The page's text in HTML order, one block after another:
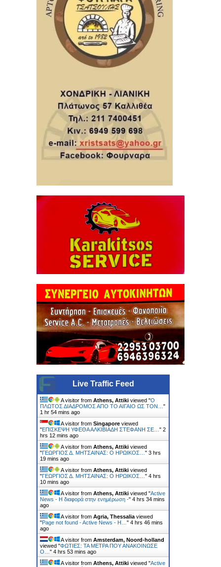
Live Traffic Feed
A visitor from Athens, Attiki viewed "Ο
ΠΛΩΤΟΣ ΔΙΑΔΡΟΜΟΣ ΑΠΟ ΤΟ ΑΙΓΑΙΟ ΩΣ ΤΟΝ… "
1 hr 54 mins ago
A visitor from Singapore viewed
"ΕΠΙΣΚΕΨΗ ΥΦΕΘΑ ΑΛΚΙΒΙΑΔΗ ΣΤΕΦΑΝΗ ΣΕ… " 2
hrs 12 mins ago
A visitor from Athens, Attiki viewed
"ΓΕΩΡΓΙΟΣ Δ. ΜΗΤΣΑΙΝΑΣ: Ο ΗΡΩΙΚΟΣ… " 3 hrs
19 mins ago
A visitor from Athens, Attiki viewed
"ΓΕΩΡΓΙΟΣ Δ. ΜΗΤΣΑΙΝΑΣ: Ο ΗΡΩΙΚΟΣ… " 4 hrs
10 mins ago
A visitor from Athens, Attiki viewed "Active
News - Η διαφορά στην ενημέρωση -" 4 hrs 34 mins
ago
A visitor from Agria, Thessalia viewed
"Page not found - Active News - Η… " 4 hrs 46 mins
ago
A visitor from Amsterdam, Noord-holland
viewed "ΦΩΤΙΕΣ: ΤΑ ΜΕΤΡΑ ΠΟΥ ΑΝΑΚΟΙΝΩΣΕ
Ο… " 4 hrs 53 mins ago
A visitor from Athens, Attiki viewed "Active